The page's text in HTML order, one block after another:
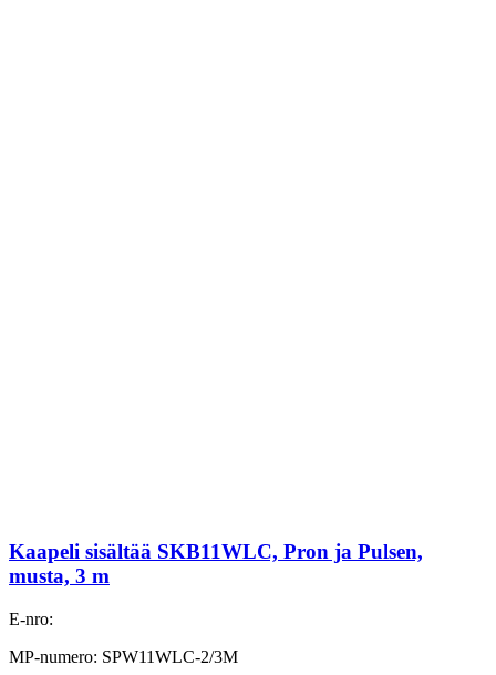
Kaapeli sisältää SKB11WLC, Pron ja Pulsen,
musta, 3 m
E-nro:
MP-numero: SPW11WLC-2/3M